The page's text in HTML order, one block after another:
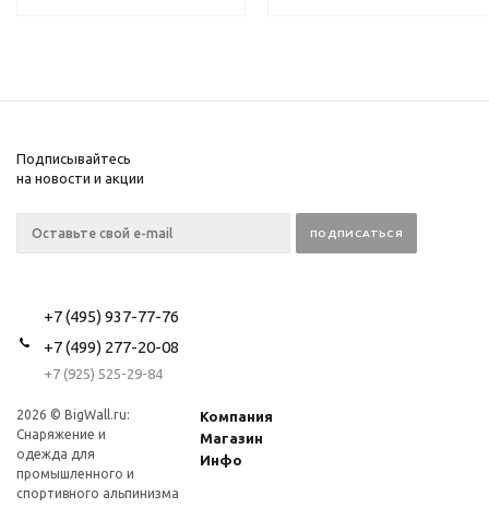
Подписывайтесь
на новости и акции
+7 (495) 937-77-76
+7 (499) 277-20-08
+7 (925) 525-29-84
2026 © BigWall.ru:
Снаряжение и
одежда для
промышленного и
спортивного альпинизма
Компания
Магазин
Инфо